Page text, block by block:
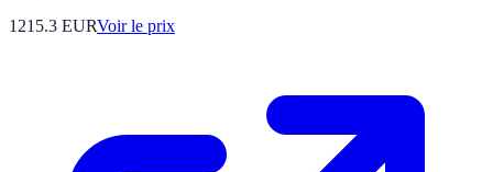
1215.3 EURVoir le prix